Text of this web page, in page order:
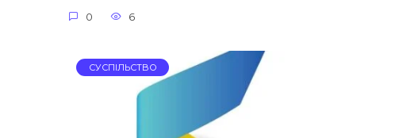
0 6
СУСПІЛЬСТВО